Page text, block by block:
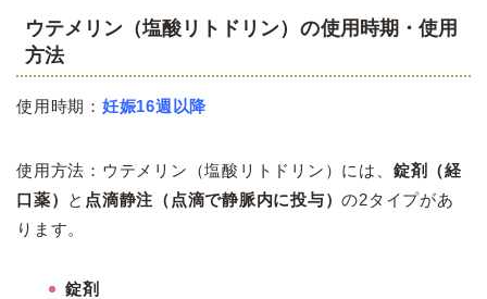
ウテメリン（塩酸リトドリン）の使用時期・使用
方法
使用時期： 妊娠16週以降
使用方法：ウテメリン（塩酸リトドリン ）に は、 錠剤（経
口薬）
と 点滴静注（点滴で静脈内に投与）の2タイプがあ
ります。
錠剤